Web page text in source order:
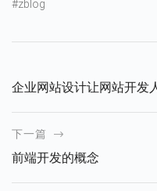
#zblog
企业网站设计让网站开发
下一篇
前端开发的概念